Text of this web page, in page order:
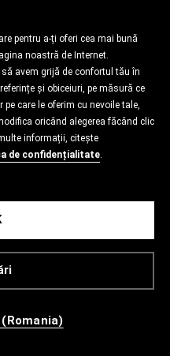
pentru a-ți oferi cea mai bună
noastră de Internet.
avem grijă de confortul tău în
și obiceiuri, pe măsură ce
care le oferim cu nevoile tale,
oricând alegerea făcând clic
informații, citește
de confidențialitate.